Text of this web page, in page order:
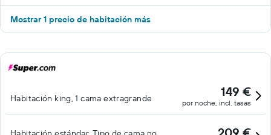
Mostrar 1 precio de habitación más
Habitación king, 1 cama extragrande 149 €
por noche, incl. tasas